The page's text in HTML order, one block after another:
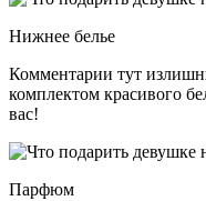
Нижнее белье
Комментарии тут
комплектом красивого
вас!
Парфюм